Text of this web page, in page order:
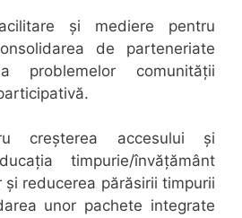
și mediere pentru
de parteneriate
problemelor comunității
creşterea accesului și
timpurie/învățământ
şi reducerea părăsirii timpurii
unor pachete integrate